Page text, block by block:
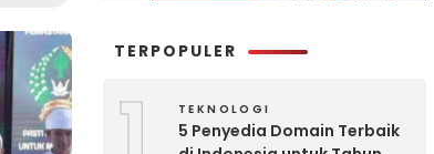
TERPOPULER
1 TEKNOLOGI
5 Penyedia Domain Terbaik